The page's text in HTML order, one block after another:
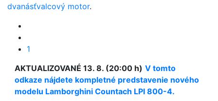
dvanásťvalcový motor.
1
AKTUALIZOVANÉ 13. 8. (20:00 h) V tomto
odkaze nájdete kompletné predstavenie nového
modelu Lamborghini Countach LPI 800-4.